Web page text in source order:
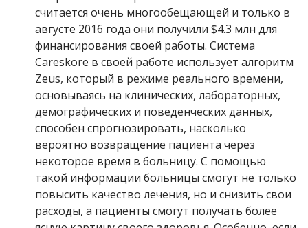
считается очень многообещающей и только в
августе 2016 года они получили $4.3 млн для
финансирования своей работы. Система
Careskore в своей работе использует алгоритм
Zeus, который в режиме реального времени,
основываясь на клинических, лабораторных,
демографических и поведенческих данных,
способен спрогнозировать, насколько
вероятно возвращение пациента через
некоторое время в больницу. С помощью
такой информации больницы смогут не только
повысить качество лечения, но и снизить свои
расходы, а пациенты смогут получать более